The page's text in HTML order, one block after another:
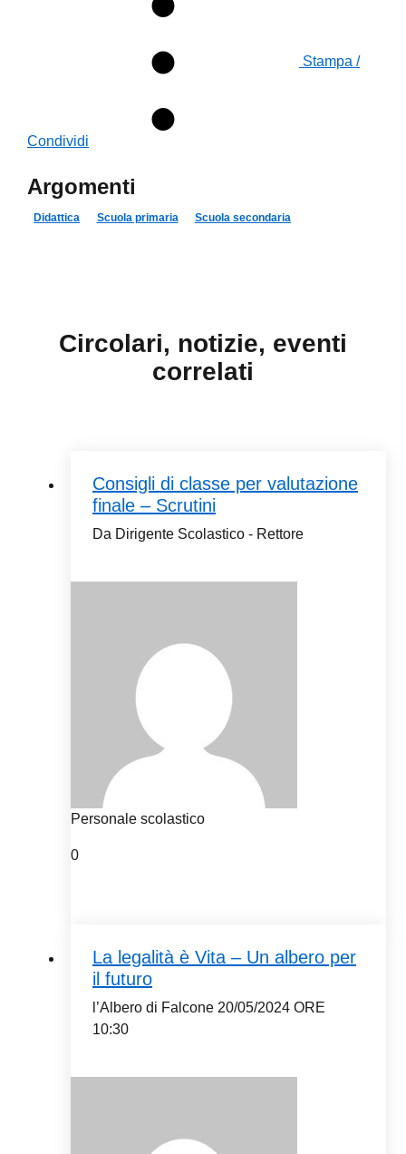
Stampa /
Condividi
Argomenti
Didattica Scuola primaria Scuola secondaria
Circolari, notizie, eventi
correlati
Consigli di classe per valutazione
finale – Scrutini
Da Dirigente Scolastico - Rettore
Personale scolastico
0
La legalità è Vita – Un albero per
il futuro
l’Albero di Falcone 20/05/2024 ORE
10:30